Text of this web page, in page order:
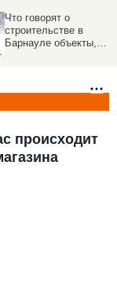
Пришпорим рынок. 5
тенденций
многоквартирного и
происходит